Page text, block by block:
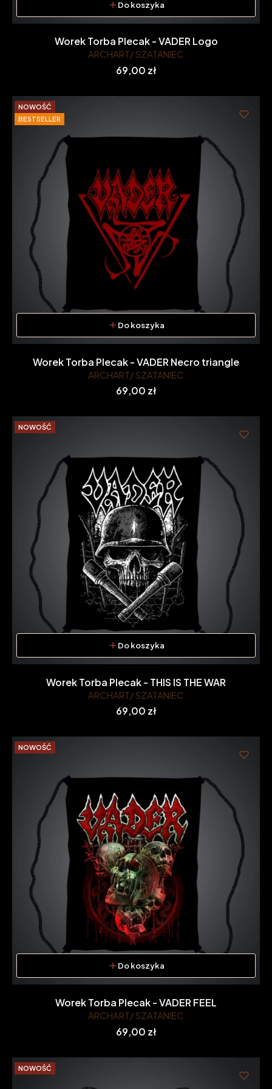
Do koszyka
Worek Torba Plecak - VADER Logo
ARCHART/ SZATANIEC
Cena
69,00 zł
BESTSELLER
NOWOŚĆ
Do koszyka
Worek Torba Plecak - VADER Necro triangle
ARCHART/ SZATANIEC
Cena
69,00 zł
NOWOŚĆ
Do koszyka
Worek Torba Plecak - THIS IS THE WAR
ARCHART/ SZATANIEC
Cena
69,00 zł
NOWOŚĆ
Do koszyka
Worek Torba Plecak - VADER FEEL
ARCHART/ SZATANIEC
Cena
69,00 zł
NOWOŚĆ